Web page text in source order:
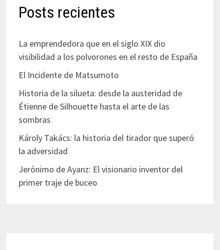
Posts recientes
La emprendedora que en el siglo XIX dio
visibilidad a los polvorones en el resto de España
El Incidente de Matsumoto
Historia de la silueta: desde la austeridad de
Étienne de Silhouette hasta el arte de las
sombras
Károly Takács: la historia del tirador que superó
la adversidad
Jerónimo de Ayanz: El visionario inventor del
primer traje de buceo